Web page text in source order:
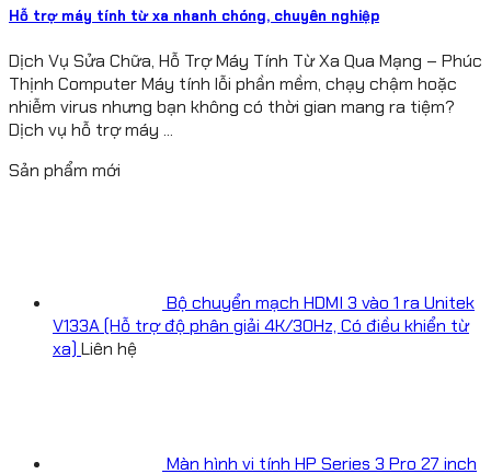
Hỗ trợ máy tính từ xa nhanh chóng, chuyên nghiệp
Dịch Vụ Sửa Chữa, Hỗ Trợ Máy Tính Từ Xa Qua Mạng – Phúc
Thịnh Computer Máy tính lỗi phần mềm, chạy chậm hoặc
nhiễm virus nhưng bạn không có thời gian mang ra tiệm?
Dịch vụ hỗ trợ máy ...
Sản phẩm mới
Bộ chuyển mạch HDMI 3 vào 1 ra Unitek
V133A (Hỗ trợ độ phân giải 4K/30Hz, Có điều khiển từ
xa) Liên hệ
Màn hình vi tính HP Series 3 Pro 27 inch